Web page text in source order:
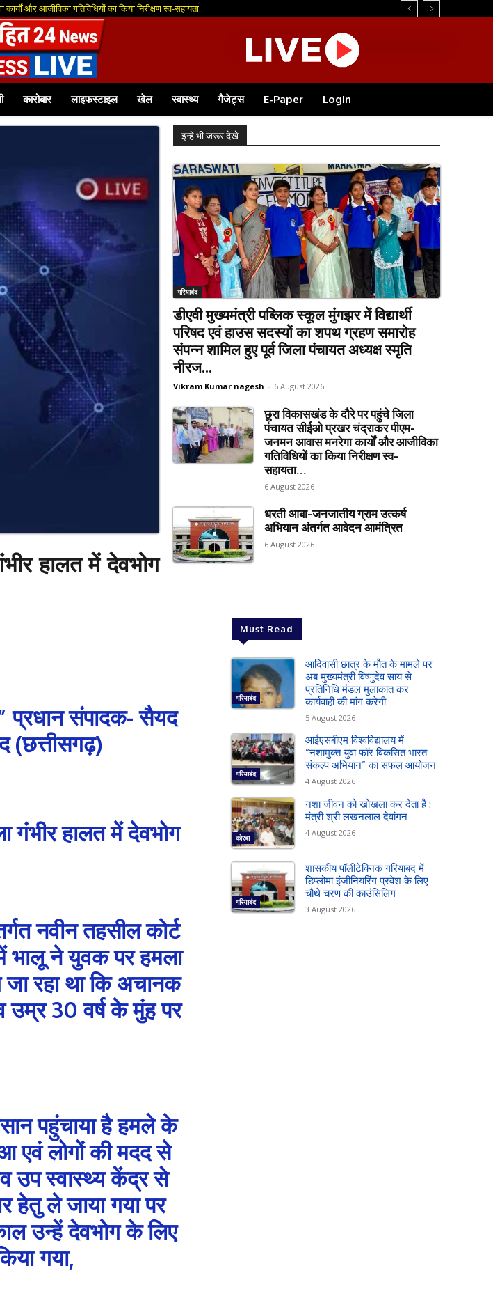
आजीविका गतिविधियों का किया निरीक्षण स्व-सहायता...
कारोबार लाइफस्टाइल खेल स्वास्थ्य गैजेट्स E-Paper Login
हालत में देवभोग
इन्हे भी जरूर देखे
गरियाबंद
डीएवी मुख्यमंत्री पब्लिक स्कूल मुंगझर में विद्यार्थी
परिषद एवं हाउस सदस्यों का शपथ ग्रहण समारोह
संपन्न शामिल हुए पूर्व जिला पंचायत अध्यक्ष स्मृति
नीरज...
Vikram Kumar nagesh - 6 August 2026
छुरा विकासखंड के दौरे पर पहुंचे जिला
पंचायत सीईओ प्रखर चंद्राकर पीएम-
जनमन आवास मनरेगा कार्यों और आजीविका
गतिविधियों का किया निरीक्षण स्व-
सहायता...
6 August 2026
धरती आबा-जनजातीय ग्राम उत्कर्ष
अभियान अंतर्गत आवेदन आमंत्रित
6 August 2026
प्रधान संपादक- सैयद
(छत्तीसगढ़)
गंभीर हालत में देवभोग
नवीन तहसील कोर्ट
भालू ने युवक पर हमला
रहा था कि अचानक
उम्र 30 वर्ष के मुंह पर
पहुंचाया है हमले के
एवं लोगों की मदद से
उप स्वास्थ्य केंद्र से
हेतु ले जाया गया पर
उन्हें देवभोग के लिए
गया,
Must Read
गरियाबंद
आदिवासी छात्र के मौत के मामले पर
अब मुख्यमंत्री विष्णुदेव साय से
प्रतिनिधि मंडल मुलाकात कर
कार्यवाही की मांग करेगी
5 August 2026
गरियाबंद
आईएसबीएम विश्वविद्यालय में
“नशामुक्त युवा फॉर विकसित भारत –
संकल्प अभियान” का सफल आयोजन
4 August 2026
कोरबा
नशा जीवन को खोखला कर देता है :
मंत्री श्री लखनलाल देवांगन
4 August 2026
गरियाबंद
शासकीय पॉलीटेक्निक गरियाबंद में
डिप्लोमा इंजीनियरिंग प्रवेश के लिए
चौथे चरण की काउंसिलिंग
3 August 2026